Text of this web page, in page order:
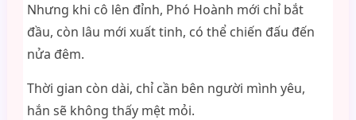
Nhưng khi cô lên đỉnh, Phó Hoành mới chỉ bắt
đầu, còn lâu mới xuất tinh, có thể chiến đấu đến
nửa đêm.
Thời gian còn dài, chỉ cần bên người mình yêu,
hắn sẽ không thấy mệt mỏi.